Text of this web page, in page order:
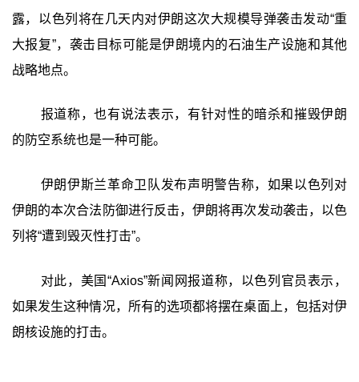
露，以色列将在几天内对伊朗这次大规模导弹袭击发动“重
大报复”，袭击目标可能是伊朗境内的石油生产设施和其他
战略地点。
报道称，也有说法表示，有针对性的暗杀和摧毁伊朗
的防空系统也是一种可能。
伊朗伊斯兰革命卫队发布声明警告称，如果以色列对
伊朗的本次合法防御进行反击，伊朗将再次发动袭击，以色
列将“遭到毁灭性打击”。
对此，美国“Axios”新闻网报道称，以色列官员表示，
如果发生这种情况，所有的选项都将摆在桌面上，包括对伊
朗核设施的打击。